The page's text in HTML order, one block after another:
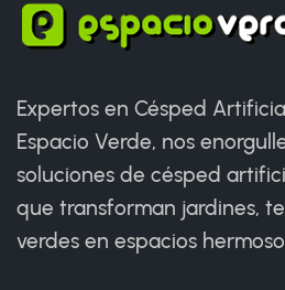
Expertos en Césped
Espacio Verde, nos
soluciones de césped
que transforman jardines,
verdes en espacios